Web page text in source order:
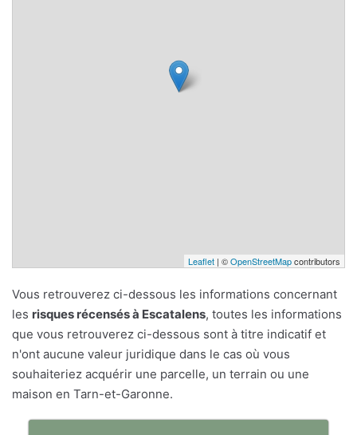
Leaflet | ©OpenStreetMapcontributors
Vous retrouverez ci-dessous les informations concernant
les risques récensés à Escatalens, toutes les informations
que vous retrouverez ci-dessous sont à titre indicatif et
n'ont aucune valeur juridique dans le cas où vous
souhaiteriez acquérir une parcelle, un terrain ou une
maison en Tarn-et-Garonne.